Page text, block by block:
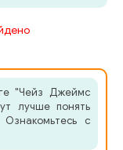
"Чейз Джеймс
лучше понять
с